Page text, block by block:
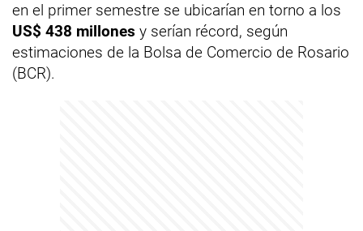
en el primer semestre se ubicarían en torno a los
US$ 438 millones y serían récord, según
estimaciones de la Bolsa de Comercio de Rosario
(BCR).